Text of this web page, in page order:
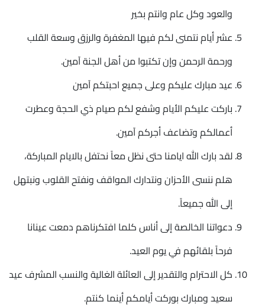
والعود وكل عام وانتم بخير
عشر أيام نتمنى لكم فيها المغفرة والرزق وسعة القلب
ورحمة الرحمن وإن تكتبوا من أهل الجنة آمين.
عيد مبارك عليكم وعلى جميع احبتكم آمين
باركت عليكم الأيام وشفع لكم صيام ذي الحجة وعطرت
أعمالكم وتضاعف أجركم آمين.
لقد بارك الله ايامنا حتى نظل معاً نحتفل بالايام المباركة،
هلم ننسى الأحزان ونتدارك المواقف ونفتح القلوب ونبتهل
إلى الله جميعاً.
دعواتنا الخالصة إلى أناس كلما افتكرناهم دمعت عينانا
فرحاً بلقائهم في يوم العيد.
كل الاحترام والتقدير إلى العائلة الغالية والنسب المشرف عيد
سعيد ومبارك بوركت أيامكم أينما كنتم.